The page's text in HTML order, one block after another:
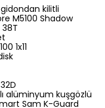
kilitli
M5100 Shadow
38T
1x11
alüminyum kuşgözlü
Sam K-Guard